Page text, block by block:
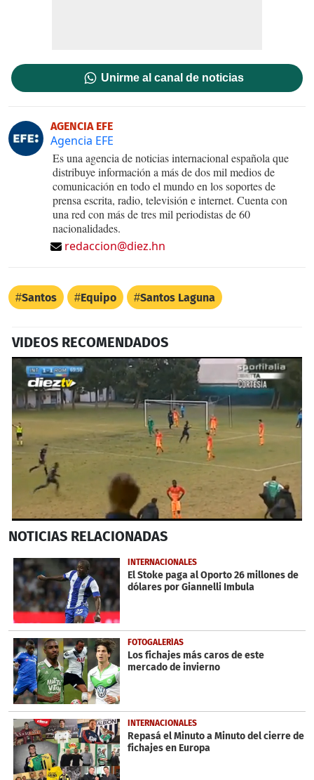
Unirme al canal de noticias
AGENCIA EFE
Agencia EFE
Es una agencia de noticias internacional española que
distribuye información a más de dos mil medios de
comunicación en todo el mundo en los soportes de
prensa escrita, radio, televisión e internet. Cuenta con
una red con más de tres mil periodistas de 60
nacionalidades.
redaccion@diez.hn
Santos Equipo Santos Laguna
VIDEOS RECOMENDADOS
seconds
37
seconds
NOTICIAS RELACIONADAS
INTERNACIONALES
El Stoke paga al Oporto 26 millones de
dólares por Giannelli Imbula
FOTOGALERÍAS
Los fichajes más caros de este
mercado de invierno
INTERNACIONALES
Repasá el Minuto a Minuto del cierre de
fichajes en Europa